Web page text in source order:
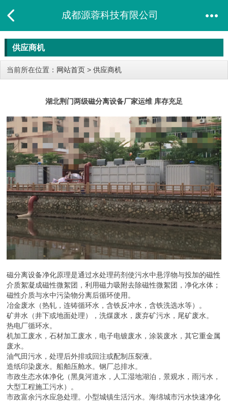
成都源蓉科技有限公司
供应商机
当前所在位置： 网站首页 > 供应商机
湖北荆门两级磁分离设备厂家运维 库存充足
磁分离设备净化原理是通过水处理药剂使污水中悬浮物与投加的磁性
介质絮凝成磁性微絮团，利用磁力吸附去除磁性微絮团，净化水体；
磁性介质与水中污染物分离后循环使用。
冶金废水（热轧，连铸循环水，含铁反冲水，含铁洗选水等）。
矿井水（井下或地面处理），洗煤废水，废弃矿污水，尾矿废水。
热电厂循环水。
机加工废水，石材加工废水，电子电镀废水，涂装废水，其它重金属
废水。
油气田污水，处理后外排或回注或配制压裂液。
造纸印染废水。船舶压舱水。钢厂总排水。
市政生态水体净化（黑臭河道水，人工湿地湖泊，景观水，雨污水，
大型工程施工污水）。
市政富余污水应急处理。小型城镇生活污水。海绵城市污水快速净化